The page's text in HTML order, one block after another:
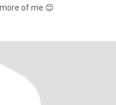
of me 😊